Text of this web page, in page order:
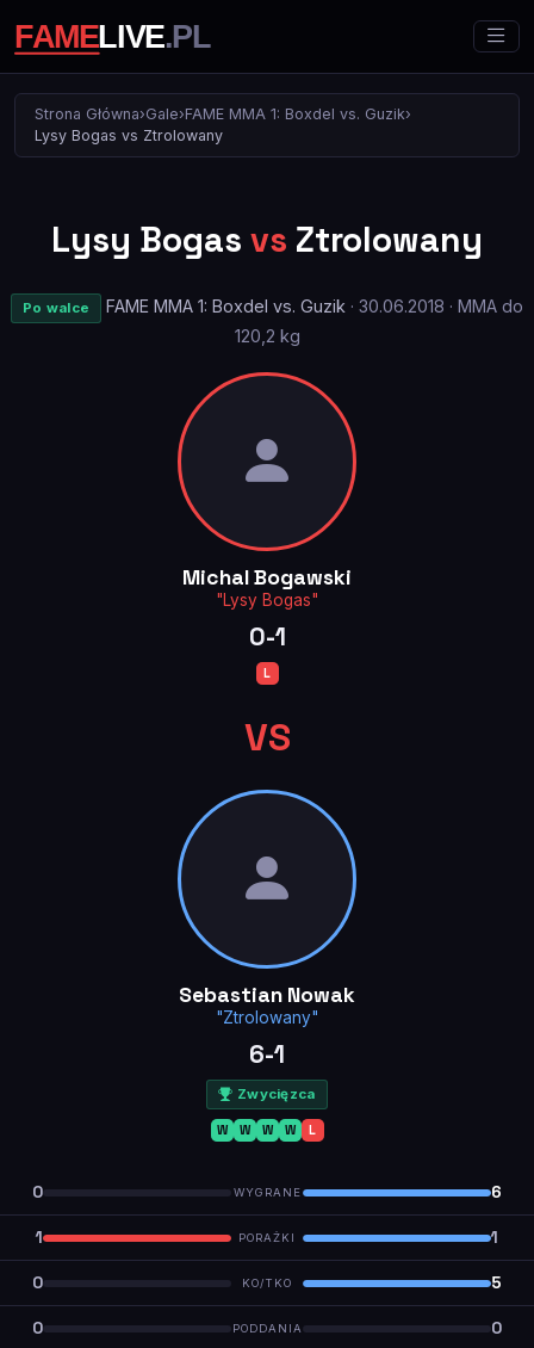
Strona Główna›Gale›FAME MMA 1: Boxdel vs. Guzik›
Lysy Bogas vs Ztrolowany
Lysy Bogas vs Ztrolowany
Po walce FAME MMA 1: Boxdel vs. Guzik · 30.06.2018 · MMA do
120,2 kg
Michal Bogawski
"Lysy Bogas"
0-1
L
VS
Sebastian Nowak
"Ztrolowany"
6-1
Zwycięzca
W W W W L
0 WYGRANE 6
1 PORAŻKI 1
0 KO/TKO 5
0 PODDANIA 0